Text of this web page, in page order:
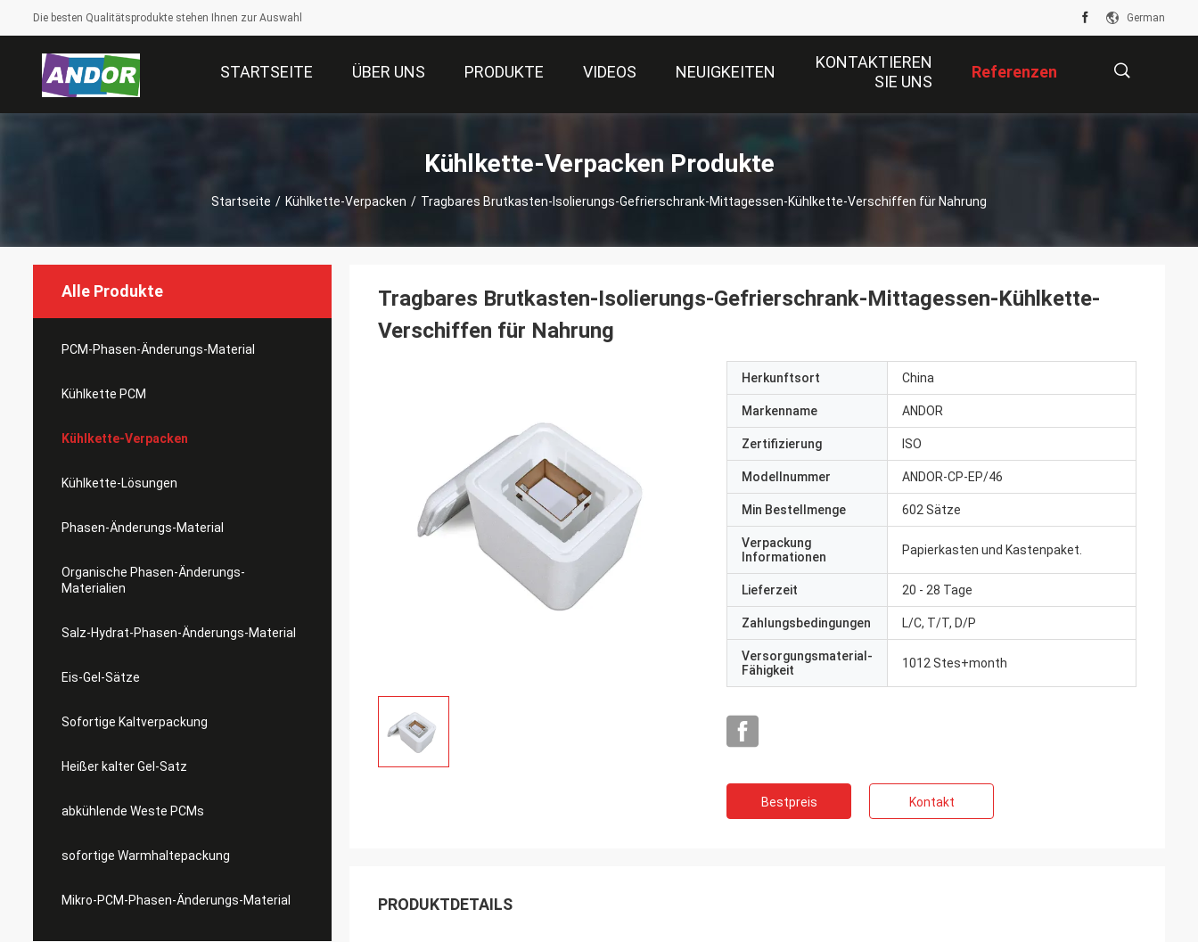
Die besten Qualitätsprodukte stehen Ihnen zur Auswahl German
STARTSEITE ÜBER UNS PRODUKTE VIDEOS NEUIGKEITEN
KONTAKTIEREN
SIE UNS
Referenzen
Kühlkette-Verpacken Produkte
Startseite / Kühlkette-Verpacken / Tragbares Brutkasten-Isolierungs-Gefrierschrank-Mittagessen-Kühlkette-Verschiffen für Nahrung
Alle Produkte
PCM-Phasen-Änderungs-Material
Kühlkette PCM
Kühlkette-Verpacken
Kühlkette-Lösungen
Phasen-Änderungs-Material
Organische Phasen-Änderungs-
Materialien
Salz-Hydrat-Phasen-Änderungs-Material
Eis-Gel-Sätze
Sofortige Kaltverpackung
Heißer kalter Gel-Satz
abkühlende Weste PCMs
sofortige Warmhaltepackung
Mikro-PCM-Phasen-Änderungs-Material
Tragbares Brutkasten-Isolierungs-Gefrierschrank-Mittagessen-Kühlkette-
Verschiffen für Nahrung
Herkunftsort China
Markenname ANDOR
Zertifizierung ISO
Modellnummer ANDOR-CP-EP/46
Min Bestellmenge 602 Sätze
Verpackung
Informationen
Papierkasten und Kastenpaket.
Lieferzeit 20 - 28 Tage
Zahlungsbedingungen L/C, T/T, D/P
Versorgungsmaterial-
Fähigkeit
1012 Stes+month
Bestpreis Kontakt
PRODUKTDETAILS